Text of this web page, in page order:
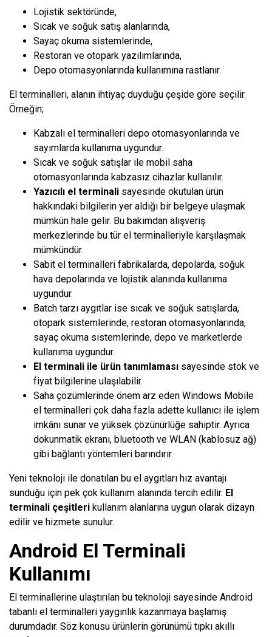
Lojistik sektöründe,
Sıcak ve soğuk satış alanlarında,
Sayaç okuma sistemlerinde,
Restoran ve otopark yazılımlarında,
Depo otomasyonlarında kullanımına rastlanır.
El terminalleri, alanın ihtiyaç duyduğu çeşide göre seçilir.
Örneğin;
Kabzalı el terminalleri depo otomasyonlarında ve
sayımlarda kullanıma uygundur.
Sıcak ve soğuk satışlar ile mobil saha
otomasyonlarında kabzasız cihazlar kullanılır.
Yazıcılı el terminali sayesinde okutulan ürün
hakkındaki bilgilerin yer aldığı bir belgeye ulaşmak
mümkün hale gelir. Bu bakımdan alışveriş
merkezlerinde bu tür el terminalleriyle karşılaşmak
mümkündür.
Sabit el terminalleri fabrikalarda, depolarda, soğuk
hava depolarında ve lojistik alanında kullanıma
uygundur.
Batch tarzı aygıtlar ise sıcak ve soğuk satışlarda,
otopark sistemlerinde, restoran otomasyonlarında,
sayaç okuma sistemlerinde, depo ve marketlerde
kullanıma uygundur.
El terminali ile ürün tanımlaması sayesinde stok ve
fiyat bilgilerine ulaşılabilir.
Saha çözümlerinde önem arz eden Windows Mobile
el terminalleri çok daha fazla adette kullanıcı ile işlem
imkânı sunar ve yüksek çözünürlüğe sahiptir. Ayrıca
dokunmatik ekranı, bluetooth ve WLAN (kablosuz ağ)
gibi bağlantı yöntemleri barındırır.
Yeni teknoloji ile donatılan bu el aygıtları hız avantajı
sunduğu için pek çok kullanım alanında tercih edilir. El
terminali çeşitleri kullanım alanlarına uygun olarak dizayn
edilir ve hizmete sunulur.
Android El Terminali
Kullanımı
El terminallerine ulaştırılan bu teknoloji sayesinde Android
tabanlı el terminalleri yaygınlık kazanmaya başlamış
durumdadır. Söz konusu ürünlerin görünümü tıpkı akıllı